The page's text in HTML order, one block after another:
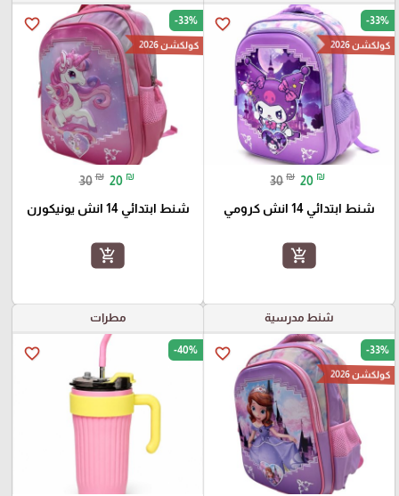
favorite_border -33%
كولكشن 2026
30 ₪ 20 ₪
شنط ابتدائي 14 انش كرومي
add_shopping_cart
favorite_border -33%
كولكشن 2026
30 ₪ 20 ₪
شنط ابتدائي 14 انش يونيكورن
add_shopping_cart
شنط مدرسية
favorite_border -33%
كولكشن 2026
مطرات
favorite_border -40%